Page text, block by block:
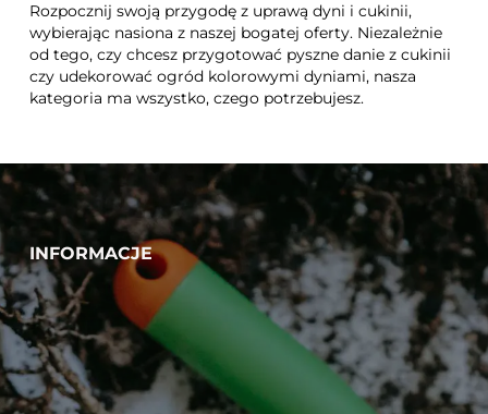
Rozpocznij swoją przygodę z uprawą dyni i cukinii,
wybierając nasiona z naszej bogatej oferty. Niezależnie
od tego, czy chcesz przygotować pyszne danie z cukinii
czy udekorować ogród kolorowymi dyniami, nasza
kategoria ma wszystko, czego potrzebujesz.
INFORMACJE